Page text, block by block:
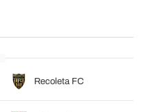
Recoleta FC